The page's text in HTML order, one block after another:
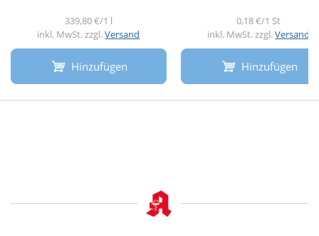
339,80 €/1 l
inkl. MwSt. zzgl.Versand
Hinzufügen
0,18 €/1 St
inkl. MwSt. zzgl.Versand
Hinzufügen